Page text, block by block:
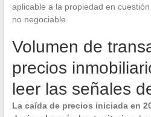
aplicable a la propiedad en
no negociable.
Volumen de
precios
leer las señales
La caída de precios iniciada en